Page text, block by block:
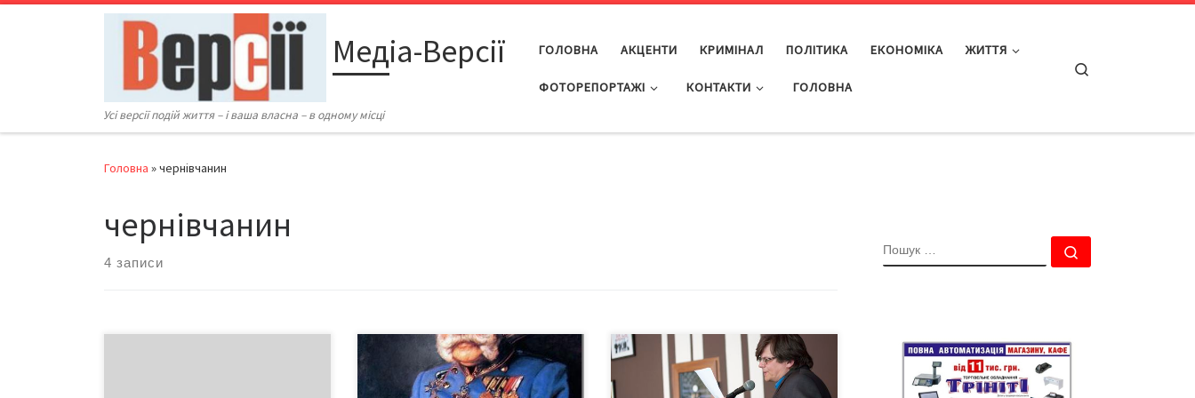
Перейти до вмісту
Медіа-Версії
Усі версії подій життя – і ваша власна – в одному місці
ГОЛОВНА АКЦЕНТИ КРИМІНАЛ ПОЛІТИКА ЕКОНОМІКА ЖИТТЯ
ФОТОРЕПОРТАЖІ КОНТАКТИ ГОЛОВНА
Головна »чернівчанин
чернівчанин
4 записи
…І чому «монархія», а не «імперія»
Перекинувши місток до Чернівців
сторічної давності та захопившись
Щоби ті фінансували б книгу
журналіста про чернівчан, які
змушені були покинути своє місто
ПОШУК